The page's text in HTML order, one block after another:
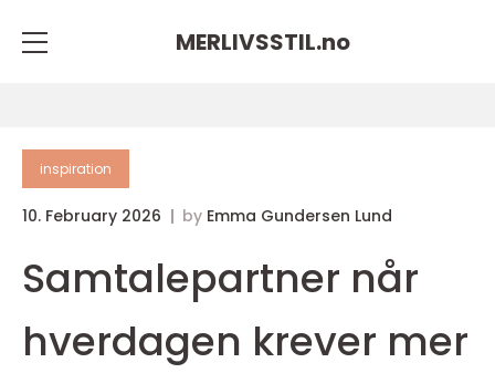
MERLIVSSTIL.no
inspiration
10. February 2026 by Emma Gundersen Lund
Samtalepartner når
hverdagen krever mer